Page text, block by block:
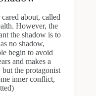
about, called
However, the
the shadow is to
no shadow,
begin to avoid
and makes a
the protagonist
inner conflict,